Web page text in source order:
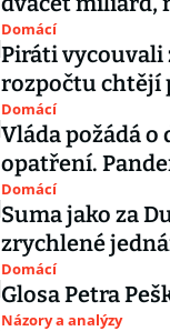
Domácí
Piráti vycouvali
rozpočtu chtějí
Domácí
Vláda požádá o
opatření.
Domácí
Suma jako za
zrychlené
Domácí
Glosa Petra
Názory a analýzy